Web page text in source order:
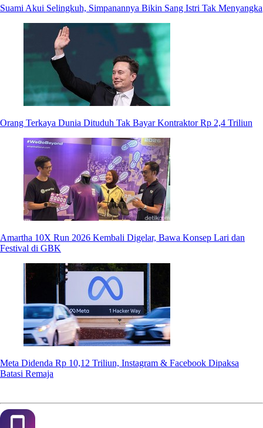
Suami Akui Selingkuh, Simpanannya Bikin Sang Istri Tak Menyangka
Orang Terkaya Dunia Dituduh Tak Bayar Kontraktor Rp 2,4 Triliun
Amartha 10X Run 2026 Kembali Digelar, Bawa Konsep Lari dan
Festival di GBK
Meta Didenda Rp 10,12 Triliun, Instagram & Facebook Dipaksa
Batasi Remaja